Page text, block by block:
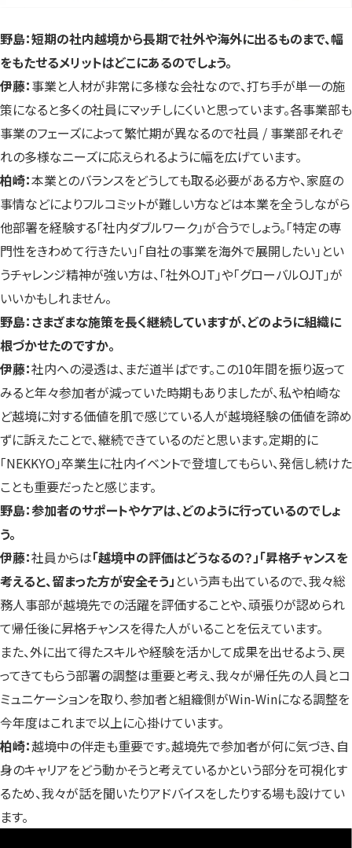
野島：短期の社内越境から長期で社外や海外に出るものまで、幅
をもたせるメリットはどこにあるのでしょう。
伊藤：事業と人材が非常に多様な会社なので、打ち手が単一の施
策になると多くの社員にマッチしにくいと思っています。各事業部も
事業のフェーズによって繁忙期が異なるので社員 / 事業部それぞ
れの多様なニーズに応えられるように幅を広げています。
柏崎：本業とのバランスをどうしても取る必要がある方や、家庭の
事情などによりフルコミットが難しい方などは本業を全うしながら
他部署を経験する「社内ダブルワーク」が合うでしょう。「特定の専
門性をきわめて行きたい」「自社の事業を海外で展開したい」とい
うチャレンジ精神が強い方は、「社外OJT」や「グローバルOJT」が
いいかもしれません。
野島：さまざまな施策を長く継続していますが、どのように組織に
根づかせたのですか。
伊藤：社内への浸透は、まだ道半ばです。この10年間を振り返って
みると年々参加者が減っていた時期もありましたが、私や柏崎な
ど越境に対する価値を肌で感じている人が越境経験の価値を諦め
ずに訴えたことで、継続できているのだと思います。定期的に
「NEKKYO」卒業生に社内イベントで登壇してもらい、発信し続けた
ことも重要だったと感じます。
野島：参加者のサポートやケアは、どのように行っているのでしょ
う。
伊藤：社員からは「越境中の評価はどうなるの？」「昇格チャンスを
考えると、留まった方が安全そう」 という声も出ているので、我々総
務人事部が越境先での活躍を評価することや、頑張りが認められ
て帰任後に昇格チャンスを得た人がいることを伝えています。
また、外に出て得たスキルや経験を活かして成果を出せるよう、戻
ってきてもらう部署の調整は重要と考え、我々が帰任先の人員とコ
ミュニケーションを取り、参加者と組織側がWin-Winになる調整を
今年度はこれまで以上に心掛けています。
柏崎：越境中の伴走も重要です。越境先で参加者が何に気づき、自
身のキャリアをどう動かそうと考えているかという部分を可視化す
るため、我々が話を聞いたりアドバイスをしたりする場も設けてい
ます。